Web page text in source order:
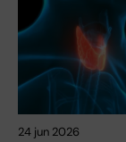
24 jun 2026